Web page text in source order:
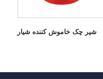
شیر چک خاموش کننده شیار